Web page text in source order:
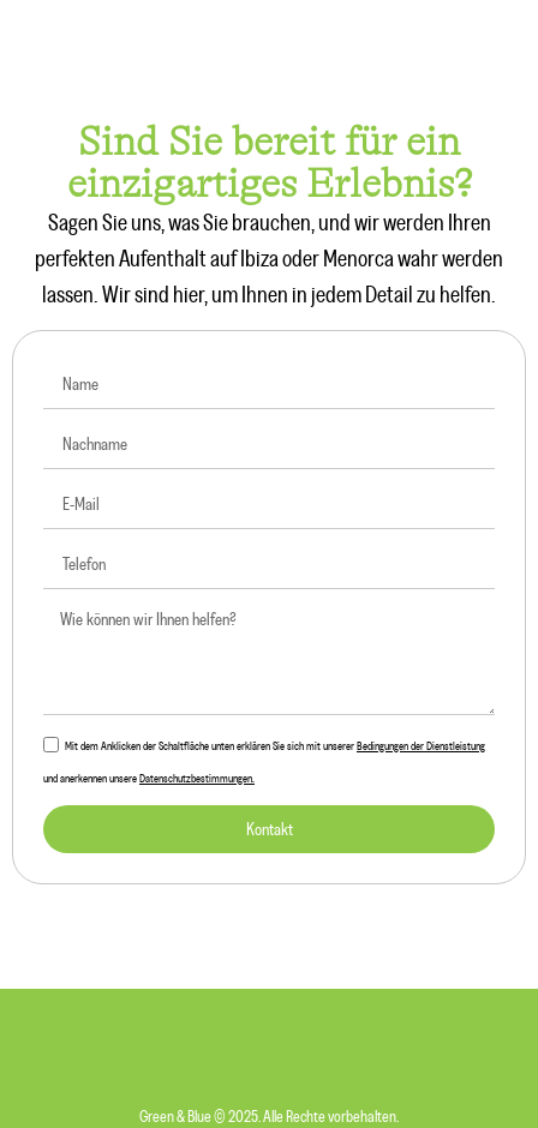
Sind Sie bereit für ein
einzigartiges Erlebnis?
Sagen Sie uns, was Sie brauchen, und wir werden Ihren
perfekten Aufenthalt auf Ibiza oder Menorca wahr werden
lassen. Wir sind hier, um Ihnen in jedem Detail zu helfen.
Mit dem Anklicken der Schaltfläche unten erklären Sie sich mit unserer Bedingungen der Dienstleistung
und anerkennen unsere Datenschutzbestimmungen.
Kontakt
Green & Blue © 2025. Alle Rechte vorbehalten.